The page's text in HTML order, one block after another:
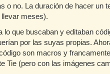
o no. La duración de hacer un
meses).
que buscaban y editaban
por las suyas propias.
son macros y
Tie (pero con las imágenes